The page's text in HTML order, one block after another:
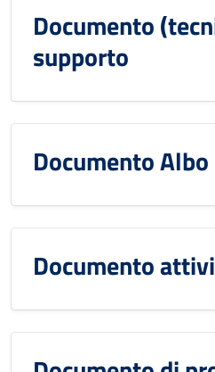
Documento
supporto
Documento
Documento